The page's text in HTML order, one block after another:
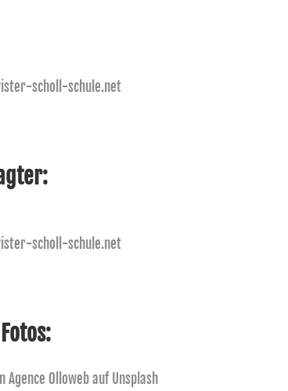
scholl-schule.net
scholl-schule.net
Agence OllowebaufUnsplash